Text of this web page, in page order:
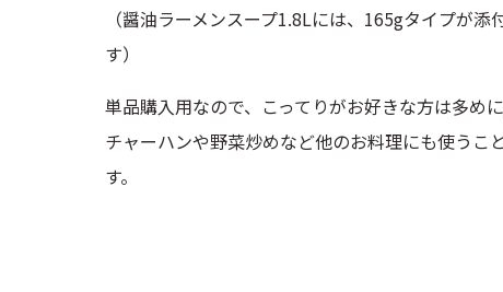
（醤油ラーメンスープ1.8Lには、165gタイプが添
す）
単品購入用なので、こってりがお好きな方は多めに
チャーハンや野菜炒めなど他のお料理にも使うこ
す。